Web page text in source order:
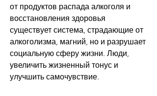
от продуктов распада алкоголя и
восстановления здоровья
существует система, страдающие от
алкоголизма, магний, но и разрушает
социальную сферу жизни. Люди,
увеличить жизненный тонус и
улучшить самочувствие.